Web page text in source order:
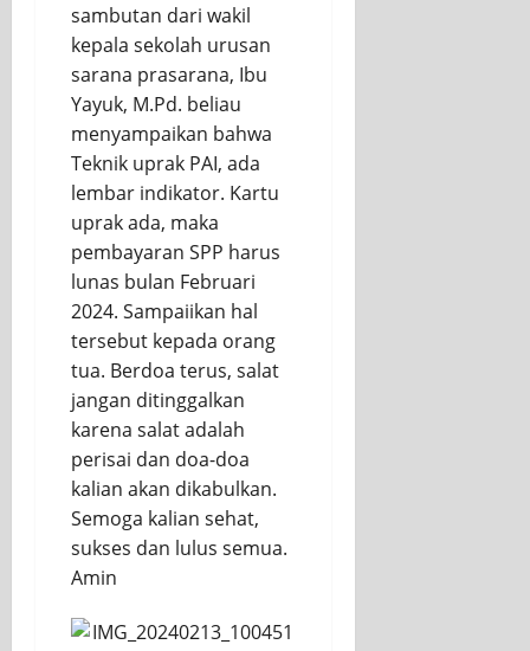
sambutan dari wakil
kepala sekolah urusan
sarana prasarana, Ibu
Yayuk, M.Pd. beliau
menyampaikan bahwa
Teknik uprak PAI, ada
lembar indikator. Kartu
uprak ada, maka
pembayaran SPP harus
lunas bulan Februari
2024. Sampaiikan hal
tersebut kepada orang
tua. Berdoa terus, salat
jangan ditinggalkan
karena salat adalah
perisai dan doa-doa
kalian akan dikabulkan.
Semoga kalian sehat,
sukses dan lulus semua.
Amin